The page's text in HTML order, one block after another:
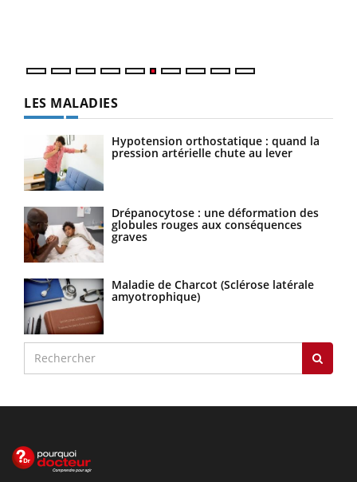
LES MALADIES
Hypotension orthostatique : quand la
pression artérielle chute au lever
Drépanocytose : une déformation des
globules rouges aux conséquences
graves
Maladie de Charcot (Sclérose latérale
amyotrophique)